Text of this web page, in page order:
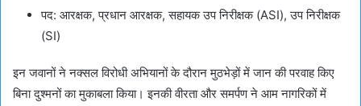
पद: आरक्षक, प्रधान आरक्षक, सहायक उप निरीक्षक (ASI), उप निरीक्षक
(SI)
इन जवानों ने नक्सल विरोधी अभियानों के दौरान मुठभेड़ों में जान की परवाह किए
बिना दुश्मनों का मुकाबला किया। इनकी वीरता और समर्पण ने आम नागरिकों में